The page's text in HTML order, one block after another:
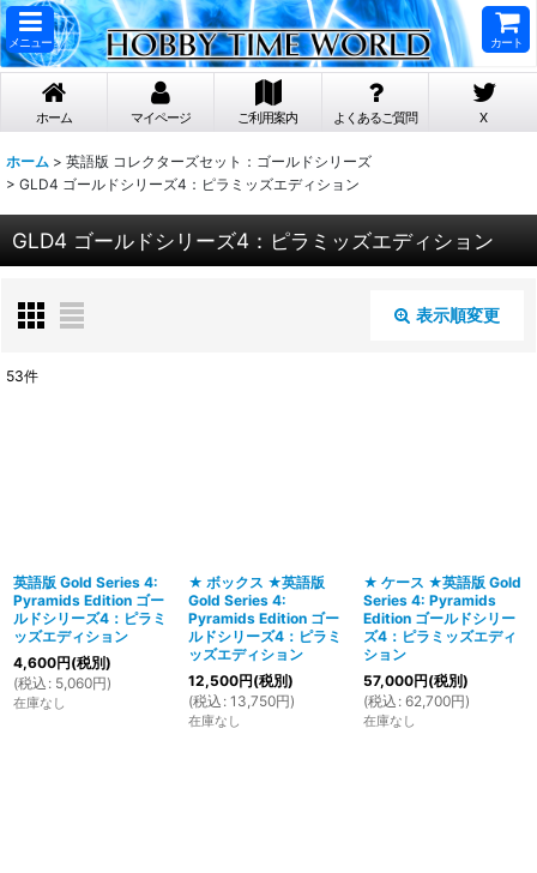
メニュー カート
ホーム マイページ ご利用案内 よくあるご質問 X
ホーム > 英語版 コレクターズセット：ゴールドシリーズ
> GLD4 ゴールドシリーズ4：ピラミッズエディション
GLD4 ゴールドシリーズ4：ピラミッズエディション
表示順変更
絞り込む
53件
英語版 Gold Series 4:
Pyramids Edition ゴー
ルドシリーズ4：ピラミ
ッズエディション
4,600円(税別)
(税込 : 5,060円)
在庫なし
★ ボックス ★英語版
Gold Series 4:
Pyramids Edition ゴー
ルドシリーズ4：ピラミ
ッズエディション
12,500円(税別)
(税込 : 13,750円)
在庫なし
★ ケース ★英語版 Gold
Series 4: Pyramids
Edition ゴールドシリー
ズ4：ピラミッズエディ
ション
57,000円(税別)
(税込 : 62,700円)
在庫なし